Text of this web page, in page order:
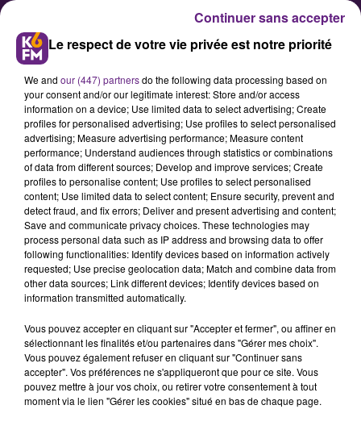
La braderie de rentrée de Dijon
reviendra le week-end prochain
Shop in Dijon, la fédération des
commerçants et artisans dijonnais,
organise comme chaque année la
braderie de rentrée du centre-Ville
vendredi 8, samedi 9 et dimanche
10 septembre de 10h à 19h.
Publié : 3 septembre 2023 à 16h00 par la rédaction
Le respect de votre vie privée est notre priorité
We and our (447) partnersdo the following data processing based on
your consent and/or our legitimate interest: Store and/or access
information on a device; Use limited data to select advertising; Create
profiles for personalised advertising; Use profiles to select personalised
advertising; Measure advertising performance; Measure content
performance; Understand audiences through statistics or combinations
of data from different sources; Develop and improve services; Create
profiles to personalise content; Use profiles to select personalised
content; Use limited data to select content; Ensure security, prevent and
detect fraud, and fix errors; Deliver and present advertising and content;
Save and communicate privacy choices. These technologies may
process personal data such as IP address and browsing data to offer
following functionalities: Identify devices based on information actively
requested; Use precise geolocation data; Match and combine data from
other data sources; Link different devices; Identify devices based on
information transmitted automatically.
Vous pouvez accepter en cliquant sur "Accepter et fermer", ou affiner en
sélectionnant les finalités et/ou partenaires dans "Gérer mes choix".
Vous pouvez également refuser en cliquant sur "Continuer sans
accepter". Vos préférences ne s'appliqueront que pour ce site. Vous
pouvez mettre à jour vos choix, ou retirer votre consentement à tout
moment via le lien "Gérer les cookies" situé en bas de chaque page.
Continuer sans accepter